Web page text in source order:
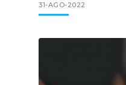
31-AGO-2022